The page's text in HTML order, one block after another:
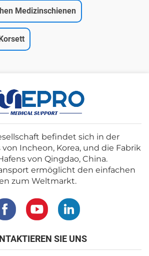
Medizinschienen
befindet sich in der
von Incheon, Korea, und die Fabrik
von Qingdao, China.
ermöglicht den einfachen
zum Weltmarkt.
SIE UNS